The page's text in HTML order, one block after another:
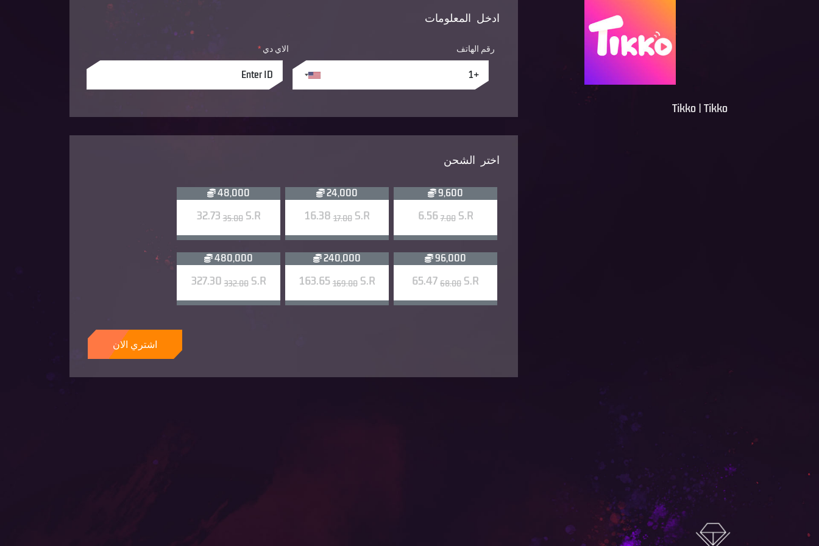
Tikko | Tikko
ادخل المعلومات
رقم الهاتف الاي دي *
اختر الشحن
9,600
S.R
7.00
6.56
24,000
S.R
17.00
16.38
48,000
S.R
35.00
32.73
96,000
S.R
68.00
65.47
240,000
S.R
169.00
163.65
480,000
S.R
332.00
327.30
اشتري الان